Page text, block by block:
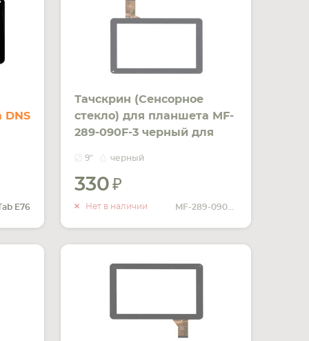
DNS
E76
Тачскрин (Сенсорное
стекло) для планшета MF-
289-090F-3 черный для
9042, China Tab 9, Ployer
MOMO9, Freelander
9" черный
330
Нет в наличии
О НАЛИЧИИ